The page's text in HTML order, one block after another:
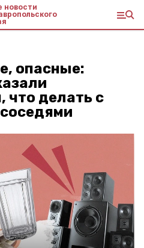
новости
опасные:
что делать с